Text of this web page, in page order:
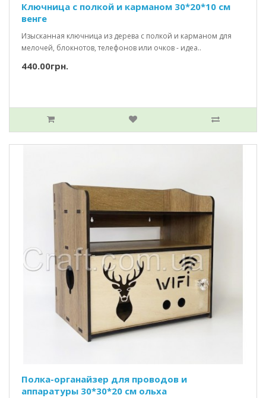
Ключница с полкой и карманом 30*20*10 см
венге
Изысканная ключница из дерева с полкой и карманом для
мелочей, блокнотов, телефонов или очков - идеа..
440.00грн.
Полка-органайзер для проводов и
аппаратуры 30*30*20 см ольха